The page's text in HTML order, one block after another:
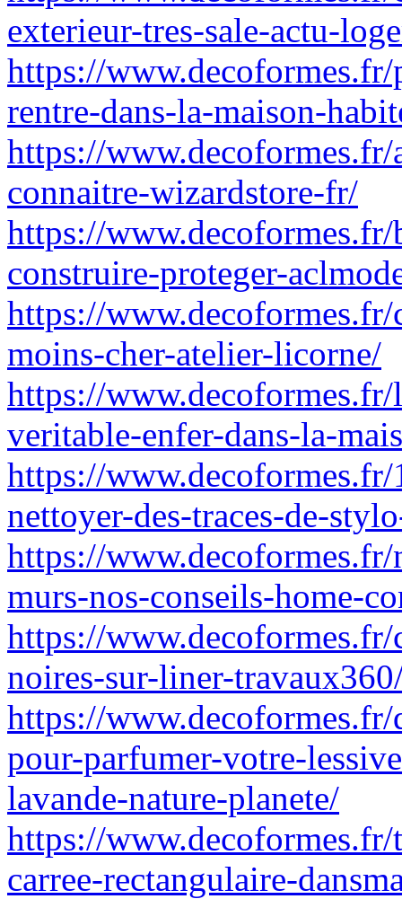
exterieur-tres-sale-actu-
https://
rentre-dans-la-maison-
https://www.decoformes.fr/
connaitre-wizardstore-fr/
https://
construire-proteger-
https://
moins-cher-atelier-licorne/
https://
veritable-enfer-dans-la-
https://www.decoformes.fr/
nettoyer-des-traces-de-
https://
murs-nos-conseils-home-
https://www.decoformes.fr/
noires-sur-liner-
https://
pour-parfumer-votre-
lavande-nature-planete/
https://
carree-rectangulaire-